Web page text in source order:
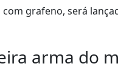
arma do